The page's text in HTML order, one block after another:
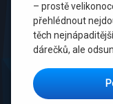
– prostě
přehlédnout
těch
dárečků, ale